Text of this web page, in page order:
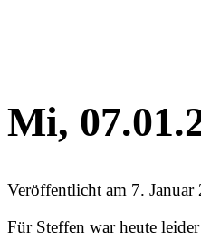
Mi,
Veröffentlicht am 7. Januar
Für Steffen war heute